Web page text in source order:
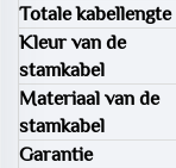
Totale kabellengte
Kleur van de
stamkabel
Materiaal van de
stamkabel
Garantie